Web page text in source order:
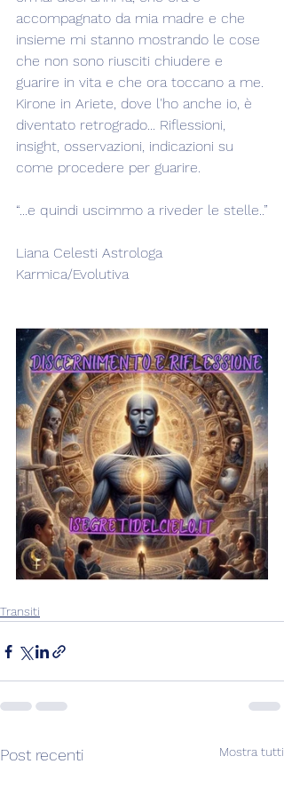
accompagnato da mia madre e che
insieme mi stanno mostrando le cose
che non sono riusciti chiudere e
guarire in vita e che ora toccano a me.
Kirone in Ariete, dove l'ho anche io, è
diventato retrogrado... Riflessioni,
insight, osservazioni, indicazioni su
come procedere per guarire.
“...e quindi uscimmo a riveder le stelle..”
Liana Celesti Astrologa
Karmica/Evolutiva
Transiti
Post recenti Mostra tutti